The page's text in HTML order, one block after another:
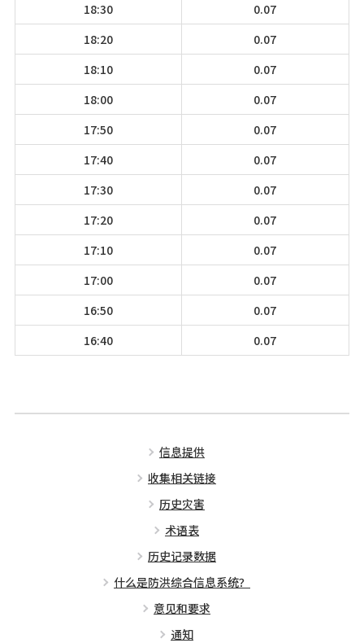
18:30
0.07
18:20
0.07
18:10
0.07
18:00
0.07
17:50
0.07
17:40
0.07
17:30
0.07
17:20
0.07
17:10
0.07
17:00
0.07
16:50
0.07
16:40
0.07
信息提供
收集相关链接
历史灾害
术语表
历史记录数据
什么是防洪综合信息系统？
意见和要求
通知